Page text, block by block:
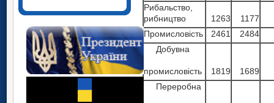
Рибальство,
рибництво
1263
1177
Промисловість
2461
2484
Добувна
промисловість 1819
1689
Переробна